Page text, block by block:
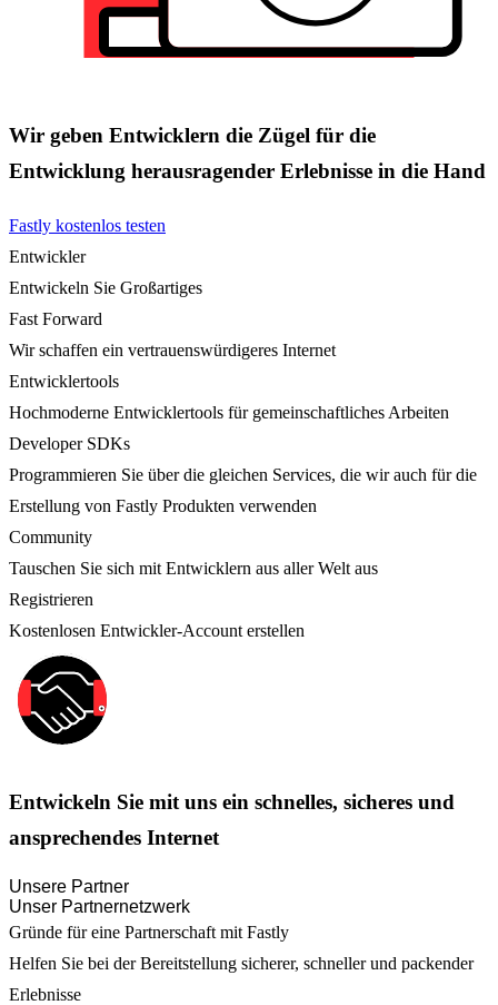
Wir geben Entwicklern die Zügel für die
Entwicklung herausragender Erlebnisse in die Hand
Fastly kostenlos testen
Entwickler
Entwickeln Sie Großartiges
Fast Forward
Wir schaffen ein vertrauenswürdigeres Internet
Entwicklertools
Hochmoderne Entwicklertools für gemeinschaftliches Arbeiten
Developer SDKs
Programmieren Sie über die gleichen Services, die wir auch für die
Erstellung von Fastly Produkten verwenden
Community
Tauschen Sie sich mit Entwicklern aus aller Welt aus
Registrieren
Kostenlosen Entwickler-Account erstellen
Entwickeln Sie mit uns ein schnelles, sicheres und
ansprechendes Internet
Unsere Partner
Unser Partnernetzwerk
Gründe für eine Partnerschaft mit Fastly
Helfen Sie bei der Bereitstellung sicherer, schneller und packender
Erlebnisse